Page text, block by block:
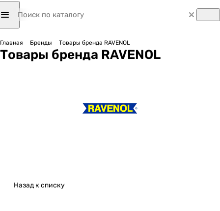
Главная Бренды Товары бренда RAVENOL
Товары бренда RAVENOL
Назад к списку